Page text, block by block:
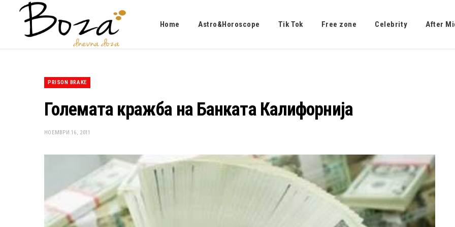
Home Astro&Horoscope Tik Tok Free zone Celebrity After
PRISON BRAKE
Големата кражба на Банката Калифорнија
НОЕМВРИ 16, 2011